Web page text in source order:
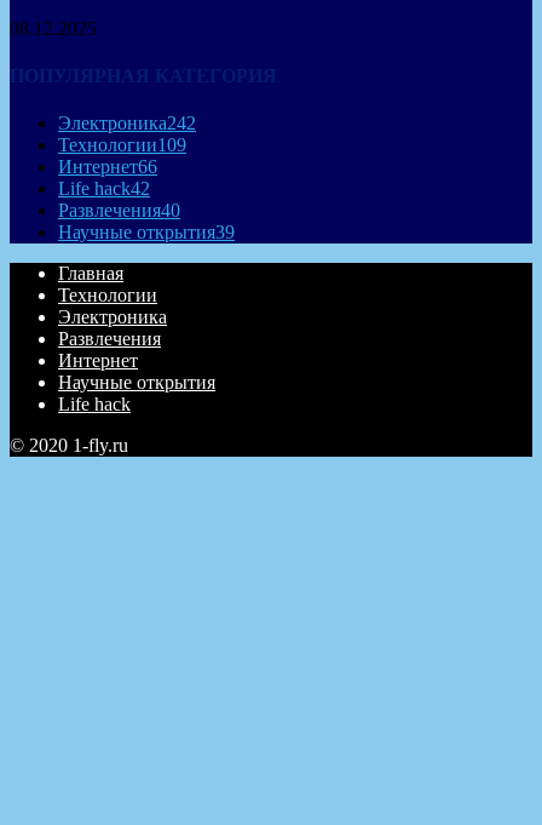
08.12.2025
ПОПУЛЯРНАЯ КАТЕГОРИЯ
Электроника242
Технологии109
Интернет66
Life hack42
Развлечения40
Научные открытия39
Главная
Технологии
Электроника
Развлечения
Интернет
Научные открытия
Life hack
© 2020 1-fly.ru